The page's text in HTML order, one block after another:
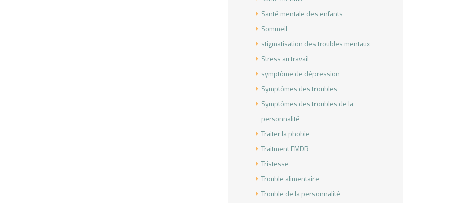
Santé mentale des enfants
Sommeil
stigmatisation des troubles mentaux
Stress au travail
symptôme de dépression
Symptômes des troubles
Symptômes des troubles de la
personnalité
Traiter la phobie
Traitment EMDR
Tristesse
Trouble alimentaire
Trouble de la personnalité